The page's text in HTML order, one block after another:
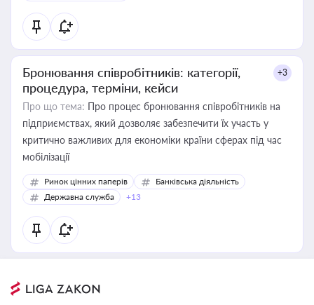
Бронювання співробітників: категорії,
процедура, терміни, кейси
+3
Про що тема: Про процес бронювання співробітників на
підприємствах, який дозволяє забезпечити їх участь у
критично важливих для економіки країни сферах під час
мобілізації
Ринок цінних паперів
Банківська діяльність
Державна служба
+13